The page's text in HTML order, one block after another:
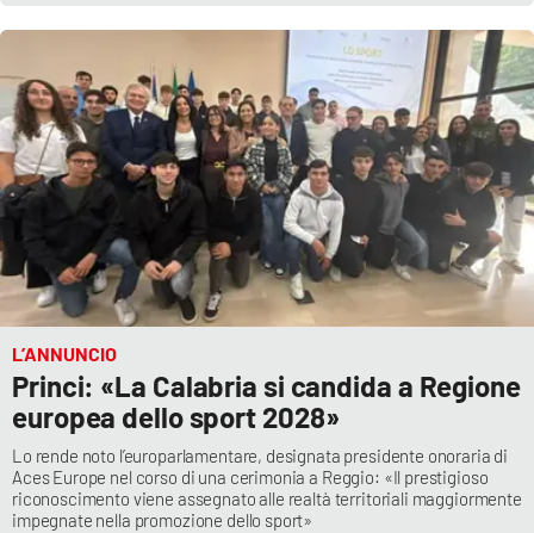
Ilreggino.it
Cosenzachannel.it
Ilvibonese.it
Catanzarochannel.it
APP
Android
Apple
L’ANNUNCIO
Princi: «La Calabria si candida a Regione
europea dello sport 2028»
Lo rende noto l’europarlamentare, designata presidente onoraria di
Aces Europe nel corso di una cerimonia a Reggio: «Il prestigioso
riconoscimento viene assegnato alle realtà territoriali maggiormente
impegnate nella promozione dello sport»